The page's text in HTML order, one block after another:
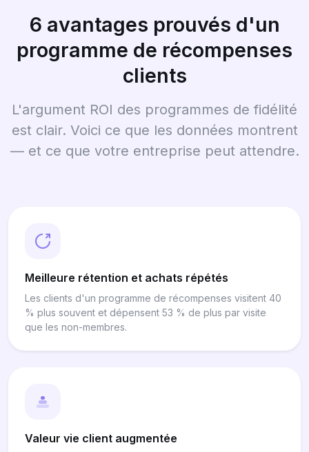
6 avantages prouvés d'un
programme de récompenses
clients
L'argument ROI des programmes de fidélité
est clair. Voici ce que les données montrent
— et ce que votre entreprise peut attendre.
Meilleure rétention et achats répétés
Les clients d'un programme de récompenses visitent 40
% plus souvent et dépensent 53 % de plus par visite
que les non-membres.
Valeur vie client augmentée